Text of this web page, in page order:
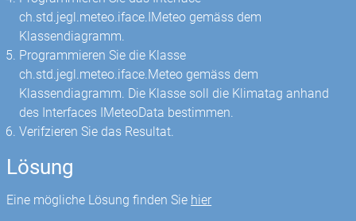
ch.std.jegl.meteo.iface.IMeteo gemäss dem
Klassendiagramm.
Programmieren Sie die Klasse
ch.std.jegl.meteo.iface.Meteo gemäss dem
Klassendiagramm. Die Klasse soll die Klimatag anhand
des Interfaces IMeteoData bestimmen.
Verifzieren Sie das Resultat.
Lösung
Eine mögliche Lösung finden Sie hier